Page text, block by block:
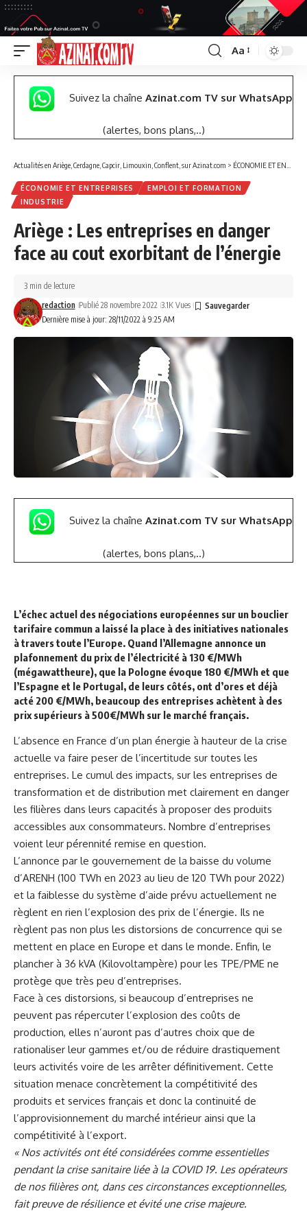
Font
Resizer
Aa
Suivez la chaîne Azinat.com TV sur WhatsApp
(alertes, bons plans,..)
Actualités en Ariège, Cerdagne, Capcir, Limouxin, Conflent, sur Azinat.com > ÉCONOMIE ET ENTREPRISES
ÉCONOMIE ET ENTREPRISES
EMPLOI ET FORMATION
INDUSTRIE
Ariège : Les entreprises en danger
face au cout exorbitant de l’énergie
Dernière mise à jour: 28/11/2022 à 9:25 AM
redaction Publié 28 novembre 2022 3.1K Vues
3 min de lecture
Suivez la chaîne Azinat.com TV sur WhatsApp
(alertes, bons plans,..)
L’échec actuel des négociations européennes sur un bouclier
tarifaire commun a laissé la place à des initiatives nationales
à travers toute l’Europe. Quand l’Allemagne annonce un
plafonnement du prix de l’électricité à 130 €/MWh
(mégawattheure), que la Pologne évoque 180 €/MWh et que
l’Espagne et le Portugal, de leurs côtés, ont d’ores et déjà
acté 200 €/MWh, beaucoup des entreprises achètent à des
prix supérieurs à 500€/MWh sur le marché français.
L’absence en France d’un plan énergie à hauteur de la crise
actuelle va faire peser de l’incertitude sur toutes les
entreprises. Le cumul des impacts, sur les entreprises de
transformation et de distribution met clairement en danger
les filières dans leurs capacités à proposer des produits
accessibles aux consommateurs. Nombre d’entreprises
voient leur pérennité remise en question.
L’annonce par le gouvernement de la baisse du volume
d’ARENH (100 TWh en 2023 au lieu de 120 TWh pour 2022)
et la faiblesse du système d’aide prévu actuellement ne
règlent en rien l’explosion des prix de l’énergie. Ils ne
règlent pas non plus les distorsions de concurrence qui se
mettent en place en Europe et dans le monde. Enfin, le
plancher à 36 kVA (Kilovoltampère) pour les TPE/PME ne
protège que très peu d’entreprises.
Face à ces distorsions, si beaucoup d’entreprises ne
peuvent pas répercuter l’explosion des coûts de
production, elles n’auront pas d’autres choix que de
rationaliser leur gammes et/ou de réduire drastiquement
leurs activités voire de les arrêter définitivement. Cette
situation menace concrètement la compétitivité des
produits et services français et donc la continuité de
l’approvisionnement du marché intérieur ainsi que la
compétitivité à l’export.
« Nos activités ont été considérées comme essentielles
pendant la crise sanitaire liée à la COVID 19. Les opérateurs
de nos filières ont, dans ces circonstances exceptionnelles,
fait preuve de résilience et évité une crise majeure.